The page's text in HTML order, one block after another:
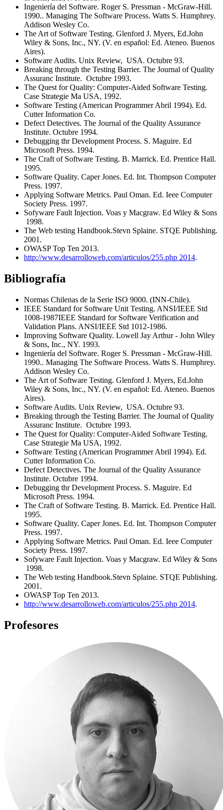
Ingeniería del Software. Roger S. Pressman - McGraw-Hill.
1990.. Managing The Software Process. Watts S. Humphrey.
Addison Wesley Co.
The Art of Software Testing. Glenford J. Myers, Ed.John
Wiley & Sons, Inc., NY. (V. en español: Ed. Ateneo. Buenos
Aires).
Software Audits. Unix Review, USA. Octubre 93.
Breaking through the Testing Barrier. The Journal of Quality
Assuranc Institute. Octubre 1993.
The Quest for Quality: Computer-Aided Software Testing.
Case Strategie Ma USA, 1992.
Software Testing (American Programmer Abril 1994). Ed.
Cutter Information Co.
Defect Detectives. The Journal of the Quality Assurance
Institute. Octubre 1994.
Debugging thr Development Process. S. Maguire. Ed
Microsoft Press. 1994.
The Craft of Software Testing. B. Marrick. Ed. Prentice Hall.
1995.
Software Quality. Caper Jones. Ed. Int. Thompson Computer
Press. 1997.
Applying Software Metrics. Paul Oman. Ed. Ieee Computer
Society Press. 1997.
Sofyware Fault Injection. Voas y Macgraw. Ed Wiley & Sons
1998.
The Web testing Handbook.Stevn Splaine. STQE Publishing.
2001.
OWASP Top Ten 2013.
http://www.desarrolloweb.com/articulos/255.php 2014.
Bibliografía
Normas Chilenas de la Serie ISO 9000. (INN-Chile).
IEEE Standard for Software Unit Testing. ANSI/IEEE Std
1008-1987IEEE Standard for Software Verification and
Validation Plans. ANSI/IEEE Std 1012-1986.
Improving Software Quality. Lowell Jay Arthur - John Wiley
& Sons, Inc., NY. 1993.
Ingeniería del Software. Roger S. Pressman - McGraw-Hill.
1990.. Managing The Software Process. Watts S. Humphrey.
Addison Wesley Co.
The Art of Software Testing. Glenford J. Myers, Ed.John
Wiley & Sons, Inc., NY. (V. en español: Ed. Ateneo. Buenos
Aires).
Software Audits. Unix Review, USA. Octubre 93.
Breaking through the Testing Barrier. The Journal of Quality
Assuranc Institute. Octubre 1993.
The Quest for Quality: Computer-Aided Software Testing.
Case Strategie Ma USA, 1992.
Software Testing (American Programmer Abril 1994). Ed.
Cutter Information Co.
Defect Detectives. The Journal of the Quality Assurance
Institute. Octubre 1994.
Debugging thr Development Process. S. Maguire. Ed
Microsoft Press. 1994.
The Craft of Software Testing. B. Marrick. Ed. Prentice Hall.
1995.
Software Quality. Caper Jones. Ed. Int. Thompson Computer
Press. 1997.
Applying Software Metrics. Paul Oman. Ed. Ieee Computer
Society Press. 1997.
Sofyware Fault Injection. Voas y Macgraw. Ed Wiley & Sons
1998.
The Web testing Handbook.Stevn Splaine. STQE Publishing.
2001.
OWASP Top Ten 2013.
http://www.desarrolloweb.com/articulos/255.php 2014.
Profesores